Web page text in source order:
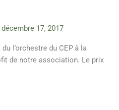
décembre 17, 2017
l’orchestre du CEP à la
de notre association. Le prix